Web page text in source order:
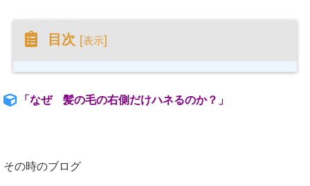
目次 [表示]
「なぜ 髪の毛の右側だけハネるのか？」
その時のブログ